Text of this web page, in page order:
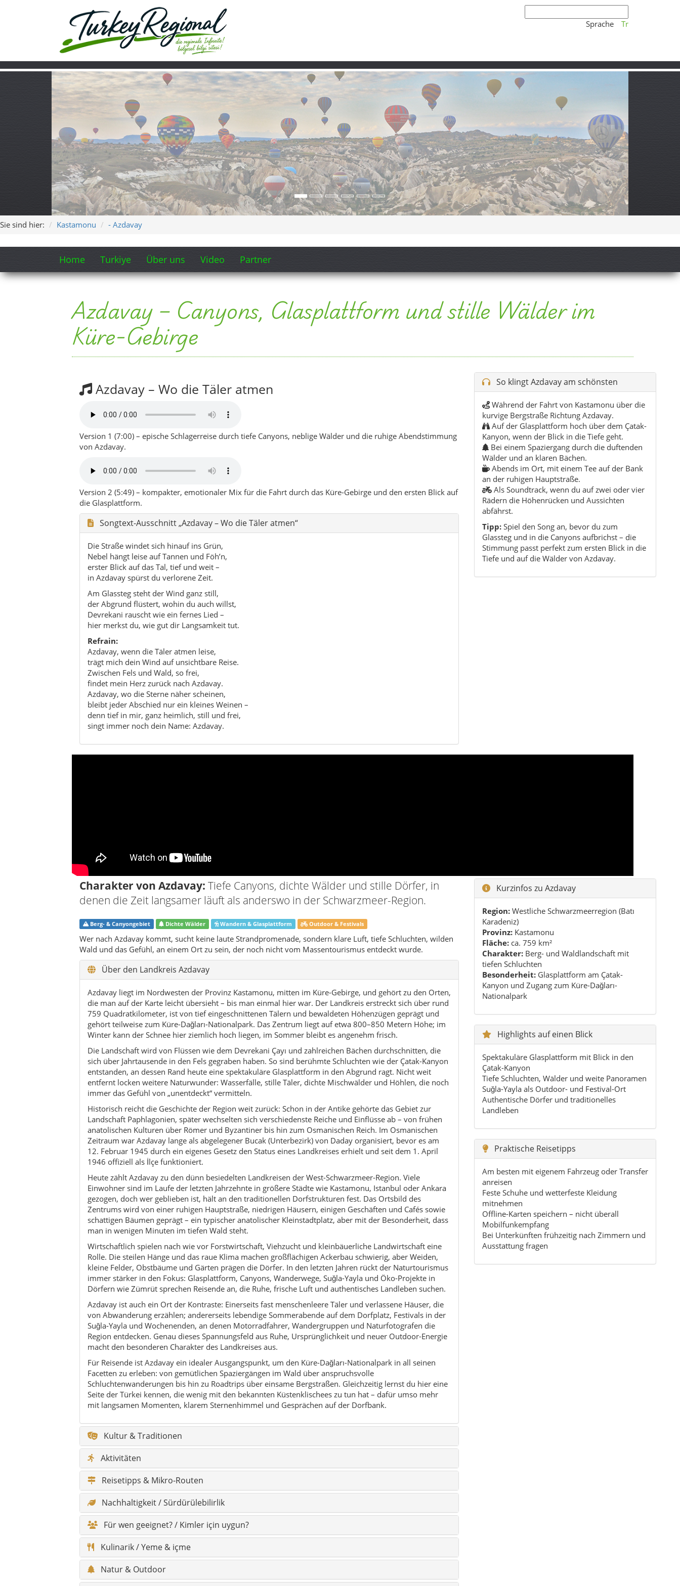
Sprache Tr
Kastamonu - Azdavay
Home Turkiye Über uns Video
Azdavay – Canyons, Glasplattform und stille Wälder im
Küre-Gebirge
Azdavay – Wo die Täler atmen
von Azdavay.
Version 2 (5:49) – kompakter, emotionaler Mix für die Fahrt durch das Küre-Gebirge und den ersten Blick auf
die Glasplattform.
Nebel hängt leise auf Tannen und Föh’n,
in Azdavay spürst du verlorene Zeit.
Am Glassteg steht der Wind ganz still,
Devrekani rauscht wie ein fernes Lied –
Refrain:
Azdavay, wenn die Täler atmen leise,
trägt mich dein Wind auf unsichtbare Reise.
Zwischen Fels und Wald, so frei,
Azdavay, wo die Sterne näher scheinen,
bleibt jeder Abschied nur ein kleines Weinen –
denn tief in mir, ganz heimlich, still und frei,
singt immer noch dein Name: Azdavay.
kurvige Bergstraße Richtung Azdavay.
Auf der Glasplattform hoch über dem Çatak-
Bei einem Spaziergang durch die duftenden
Wälder und an klaren Bächen.
Rädern die Höhenrücken und Aussichten
Tipp:Spiel den Song an, bevor du zum
Glassteg und in die Canyons aufbrichst – die
Stimmung passt perfekt zum ersten Blick in die
Tiefe und auf die Wälder von Azdavay.
Charakter von Azdavay:Tiefe Canyons, dichte Wälder und stille Dörfer, in
denen die Zeit langsamer läuft als anderswo in der Schwarzmeer-Region.
die man auf der Karte leicht übersieht – bis man einmal hier war. Der Landkreis erstreckt sich über rund
759 Quadratkilometer, ist von tief eingeschnittenen Tälern und bewaldeten Höhenzügen geprägt und
gehört teilweise zum Küre-Dağları-Nationalpark. Das Zentrum liegt auf etwa 800–850 Metern Höhe; im
Winter kann der Schnee hier ziemlich hoch liegen, im Sommer bleibt es angenehm frisch.
Die Landschaft wird von Flüssen wie dem Devrekani Çayı und zahlreichen Bächen durchschnitten, die
sich über Jahrtausende in den Fels gegraben haben. So sind berühmte Schluchten wie der Çatak-Kanyon
entstanden, an dessen Rand heute eine spektakuläre Glasplattform in den Abgrund ragt. Nicht weit
entfernt locken weitere Naturwunder: Wasserfälle, stille Täler, dichte Mischwälder und Höhlen, die noch
immer das Gefühl von „unentdeckt“ vermitteln.
Historisch reicht die Geschichte der Region weit zurück: Schon in der Antike gehörte das Gebiet zur
Landschaft Paphlagonien, später wechselten sich verschiedenste Reiche und Einflüsse ab – von frühen
Zeitraum war Azdavay lange als abgelegener Bucak (Unterbezirk) von Daday organisiert, bevor es am
12. Februar 1945 durch ein eigenes Gesetz den Status eines Landkreises erhielt und seit dem 1. April
1946 offiziell als İlçe funktioniert.
Heute zählt Azdavay zu den dünn besiedelten Landkreisen der West-Schwarzmeer-Region. Viele
gezogen, doch wer geblieben ist, hält an den traditionellen Dorfstrukturen fest. Das Ortsbild des
Zentrums wird von einer ruhigen Hauptstraße, niedrigen Häusern, einigen Geschäften und Cafés sowie
schattigen Bäumen geprägt – ein typischer anatolischer Kleinstadtplatz, aber mit der Besonderheit, dass
man in wenigen Minuten im tiefen Wald steht.
Rolle. Die steilen Hänge und das raue Klima machen großflächigen Ackerbau schwierig, aber Weiden,
kleine Felder, Obstbäume und Gärten prägen die Dörfer. In den letzten Jahren rückt der Naturtourismus
immer stärker in den Fokus: Glasplattform, Canyons, Wanderwege, Suğla-Yayla und Öko-Projekte in
Dörfern wie Zümrüt sprechen Reisende an, die Ruhe, frische Luft und authentisches Landleben suchen.
Azdavay ist auch ein Ort der Kontraste: Einerseits fast menschenleere Täler und verlassene Häuser, die
Suğla-Yayla und Wochenenden, an denen Motorradfahrer, Wandergruppen und Naturfotografen die
Region entdecken. Genau dieses Spannungsfeld aus Ruhe, Ursprünglichkeit und neuer Outdoor-Energie
macht den besonderen Charakter des Landkreises aus.
Für Reisende ist Azdavay ein idealer Ausgangspunkt, um den Küre-Dağları-Nationalpark in all seinen
Facetten zu erleben: von gemütlichen Spaziergängen im Wald über anspruchsvolle
Seite der Türkei kennen, die wenig mit den bekannten Küstenklischees zu tun hat – dafür umso mehr
mit langsamen Momenten, klarem Sternenhimmel und Gesprächen auf der Dorfbank.
Kultur & Traditionen
Aktivitäten
Reisetipps & Mikro-Routen
Nachhaltigkeit / Sürdürülebilirlik
Für wen geeignet? / Kimler için uygun?
Kulinarik / Yeme & içme
Natur & Outdoor
Feste & Veranstaltungen
Geschichte & Timeline / Tarih & zaman çizelgesi
Hidden Gems / Gizli cennetler
Legenden
Sagen / Söylenceler
Klima & Reisezeit
Wandertouren & Naturpfade
Highlights auf einen Blick
Spektakuläre Glasplattform mit Blick in den
Çatak-Kanyon
Tiefe Schluchten, Wälder und weite Panoramen
Suğla-Yayla als Outdoor- und Festival-Ort
Authentische Dörfer und traditionelles
Landleben
Praktische Reisetipps
Am besten mit eigenem Fahrzeug oder Transfer
anreisen
mitnehmen
Offline-Karten speichern – nicht überall
Mobilfunkempfang
Bei Unterkünften frühzeitig nach Zimmern und
Ausstattung fragen